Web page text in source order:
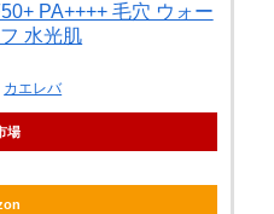
PA++++ 毛穴 ウォー
水光肌
カエレバ
場